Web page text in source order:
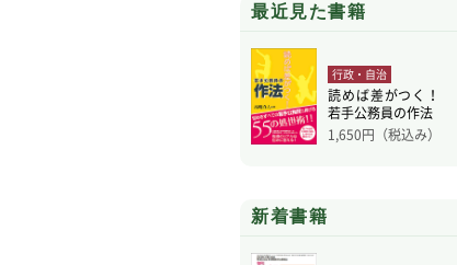
最近見た書籍
行政・自治
読めば差がつく！
若手公務員の作法
1,650円（税込み）
新着書籍